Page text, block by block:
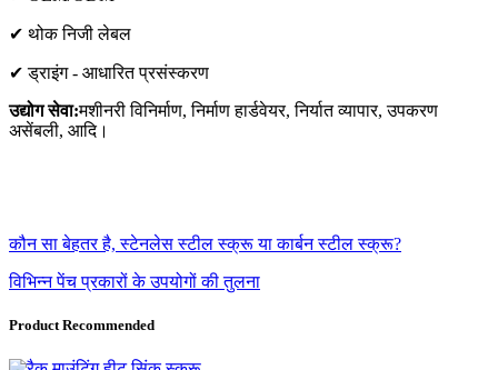
✔ थोक निजी लेबल
✔ ड्राइंग - आधारित प्रसंस्करण
उद्योग सेवा:मशीनरी विनिर्माण, निर्माण हार्डवेयर, निर्यात व्यापार, उपकरण
असेंबली, आदि।
कौन सा बेहतर है, स्टेनलेस स्टील स्क्रू या कार्बन स्टील स्क्रू?
विभिन्न पेंच प्रकारों के उपयोगों की तुलना
Product Recommended